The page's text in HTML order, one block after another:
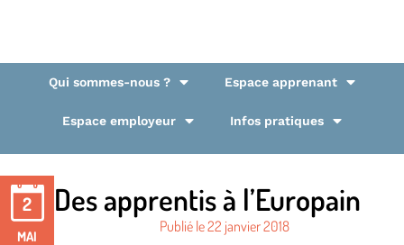
Qui sommes-nous ? Espace apprenant
Espace employeur Infos pratiques
2
MAI
Des apprentis à l’Europain
Publié le22 janvier 2018